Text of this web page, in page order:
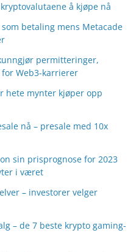
å kjøpe nå
betaling mens Metacade
permitteringer,
Web3-karrierer
hete mynter kjøper opp
nå – presale med 10x
sin prisprognose for 2023
i været
– investorer velger
– de 7 beste krypto gaming-